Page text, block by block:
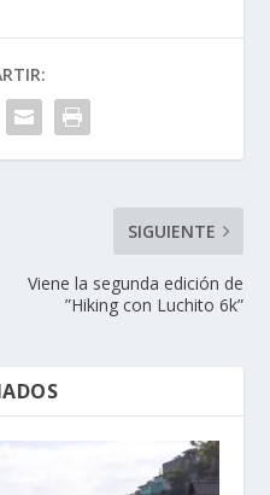
SIGUIENTE
Viene la segunda edición de
”Hiking con Luchito 6k”